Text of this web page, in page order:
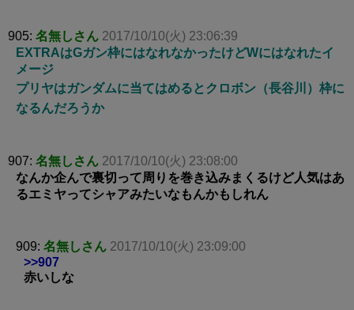
905: 名無しさん 2017/10/10(火) 23:06:39
EXTRAはGガン枠にはなれなかったけどWにはなれたイ
メージ
プリヤはガンダムに当てはめるとクロボン（長谷川）枠に
なるんだろうか
907: 名無しさん 2017/10/10(火) 23:08:00
なんか企んで裏切って周りを巻き込みまくるけど人気はあ
るエミヤってシャアみたいなもんかもしれん
909: 名無しさん 2017/10/10(火) 23:09:00
>>907
赤いしな